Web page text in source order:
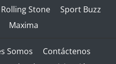
Rolling Stone
Sport Buzz
Maxima
Somos
Contáctenos